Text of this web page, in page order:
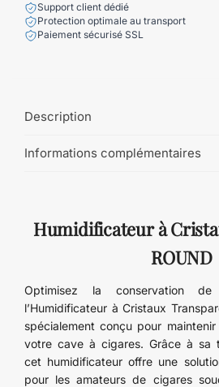
Support client dédié
Protection optimale au transport
Paiement sécurisé SSL
Description
Informations complémentaires
Humidificateur à
ROUND
Optimisez la conservation
l’Humidificateur à Cristaux
spécialement conçu pour
votre cave à cigares. Grâce à sa
cet humidificateur offre une
pour les amateurs de cigares